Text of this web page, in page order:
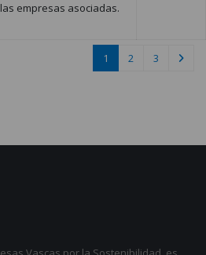
empresas asociadas.
1 2 3